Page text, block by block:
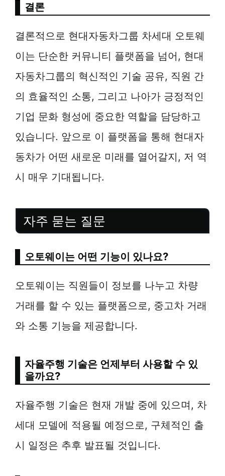
결론
결론적으로 현대자동차그룹 차세대 오토웨
이는 단순한 커뮤니티 플랫폼을 넘어, 현대
자동차그룹의 혁신적인 기술 공유, 직원 간
의 효율적인 소통, 그리고 나아가 긍정적인
기업 문화 형성에 중요한 역할을 담당하고
있습니다. 앞으로 이 플랫폼을 통해 현대자
동차가 어떤 새로운 미래를 열어갈지, 저 역
시 매우 기대됩니다.
자주 묻는 질문
오토웨이는 어떤 기능이 있나요?
오토웨이는 직원들이 정보를 나누고 차량
거래를 할 수 있는 플랫폼으로, 중고차 거래
와 소통 기능을 제공합니다.
자율주행 기술은 언제부터 사용할 수 있
을까요?
자율주행 기술은 현재 개발 중에 있으며, 차
세대 모델에 적용될 예정으로, 구체적인 출
시 일정은 추후 발표될 것입니다.